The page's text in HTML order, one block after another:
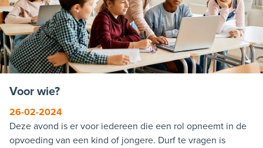
mening. Het is geen statement of advies van ’t Origineel.
Iemand anders zou de vraag anders kunnen beantwoord
hebben. Het zijn geen politiek correct of wettelijk
onderbouwde antwoorden. Maar je krijgt van deze
Gelenaren oprecht te horen, hoe zij het zien of ervaren.
Voor wie?
26-02-2024
Deze avond is er voor iedereen die een rol opneemt in de
opvoeding van een kind of jongere. Durf te vragen is